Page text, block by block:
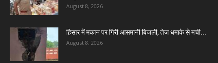
August 8, 2026
हिसार में मकान पर गिरी आसमानी बिजली, तेज धमाके से मची...
August 8, 2026